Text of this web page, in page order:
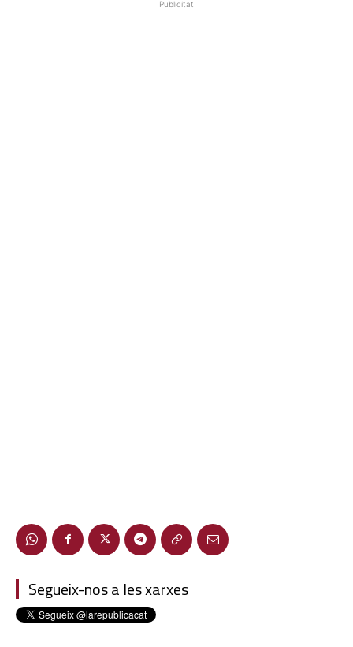
Publicitat
Segueix-nos a les xarxes